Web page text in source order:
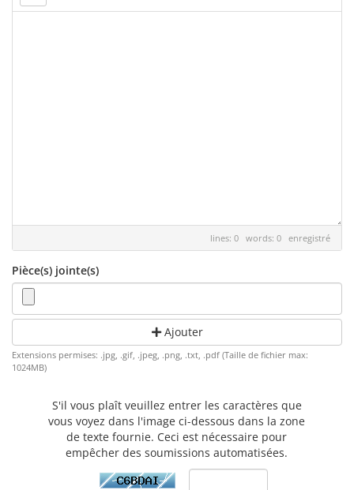
lines: 0 words: 0 enregistré
Pièce(s) jointe(s)
Ajouter
Extensions permises: .jpg, .gif, .jpeg, .png, .txt, .pdf (Taille de fichier max:
1024MB)
S'il vous plaît veuillez entrer les caractères que
vous voyez dans l'image ci-dessous dans la zone
de texte fournie. Ceci est nécessaire pour
empêcher des soumissions automatisées.